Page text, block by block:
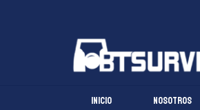
Inicio Nosotros